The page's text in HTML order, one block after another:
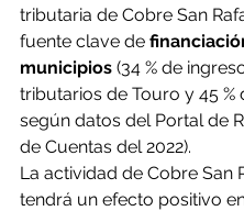
tributaria de Cobre San
fuente clave de
municipios (34 % de
tributarios de Touro y 45 %
según datos del Portal de
de Cuentas del 2022).
La actividad de Cobre San
tendrá un efecto positivo